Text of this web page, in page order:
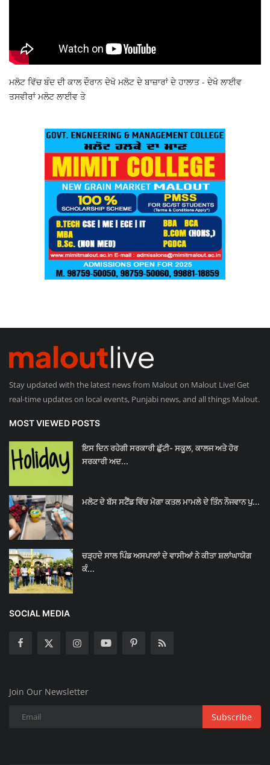
ਮਲੋਟ ਵਿੱਚ ਬੰਦ ਦੀ ਕਾਲ ਦੌਰਾਨ ਦੇਖੋ ਮਲੋਟ ਦੇ ਬਾਜ਼ਾਰਾਂ ਦੇ ਹਾਲਾਤ - ਦੇਖੋ ਲਾਈਵ
ਤਸਵੀਰਾਂ ਮਲੋਟ ਲਾਈਵ ਤੇ
Stay updated with the latest news from Malout on Malout Live! Get
real-time updates on local events, Punjabi news, and all things Malout.
MOST VIEWED POSTS
ਇਸ ਦਿਨ ਰਹੇਗੀ ਸਰਕਾਰੀ ਛੁੱਟੀ- ਸਕੂਲ, ਕਾਲਜ ਅਤੇ ਹੋਰ
ਸਰਕਾਰੀ ਅਦ...
ਮਲੋਟ ਦੇ ਬੱਸ ਸਟੈਂਡ ਵਿੱਚ ਮੋਗਾ ਕਤਲ ਮਾਮਲੇ ਦੇ ਤਿੰਨ ਨੌਜਵਾਨ ਪੁ...
ਚੜ੍ਹਦੇ ਸਾਲ ਪਿੰਡ ਅਸਪਾਲਾਂ ਦੇ ਵਾਸੀਆਂ ਨੇ ਕੀਤਾ ਸ਼ਲਾਂਘਾਯੋਗ
ਕੰ...
SOCIAL MEDIA
Join Our Newsletter
Subscribe